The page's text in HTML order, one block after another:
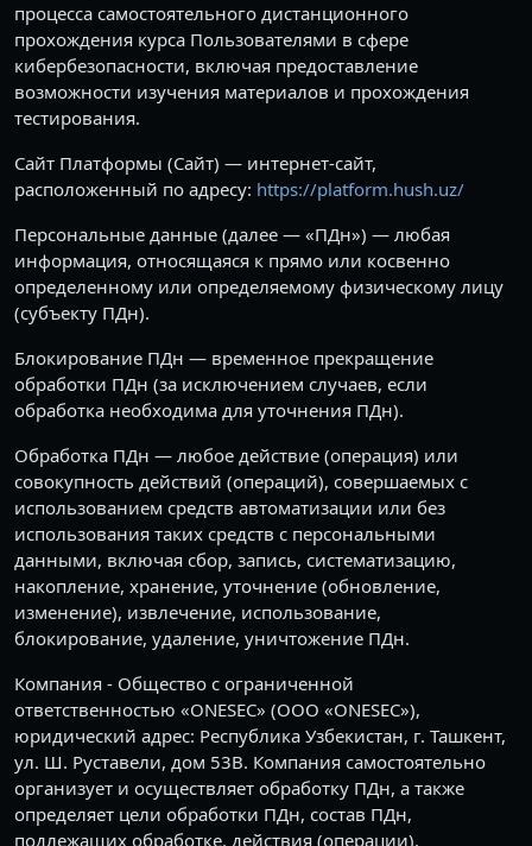
процесса самостоятельного дистанционного
прохождения курса Пользователями в сфере
кибербезопасности, включая предоставление
возможности изучения материалов и прохождения
тестирования.
Сайт Платформы (Сайт) — интернет-сайт,
расположенный по адресу: https://platform.hush.uz/
Персональные данные (далее — «ПДн») — любая
информация, относящаяся к прямо или косвенно
определенному или определяемому физическому лицу
(субъекту ПДн).
Блокирование ПДн — временное прекращение
обработки ПДн (за исключением случаев, если
обработка необходима для уточнения ПДн).
Обработка ПДн — любое действие (операция) или
совокупность действий (операций), совершаемых с
использованием средств автоматизации или без
использования таких средств с персональными
данными, включая сбор, запись, систематизацию,
накопление, хранение, уточнение (обновление,
изменение), извлечение, использование,
блокирование, удаление, уничтожение ПДн.
Компания - Общество с ограниченной
ответственностью «ONESEC» (ООО «ONESEC»),
юридический адрес: Республика Узбекистан, г. Ташкент,
ул. Ш. Руставели, дом 53B. Компания самостоятельно
организует и осуществляет обработку ПДн, а также
определяет цели обработки ПДн, состав ПДн,
подлежащих обработке, действия (операции),